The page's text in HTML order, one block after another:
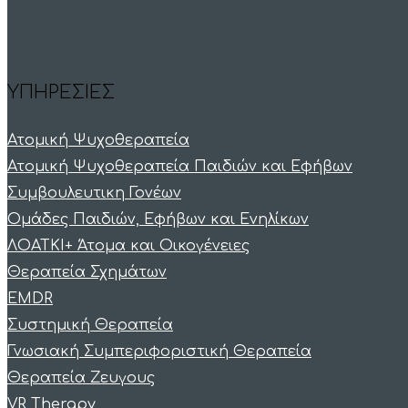
ΥΠΗΡΕΣΙΕΣ
Ατομική Ψυχοθεραπεία
Ατομική Ψυχοθεραπεία Παιδιών και Εφήβων
Συμβουλευτικη Γονέων
Ομάδες Παιδιών, Εφήβων και Ενηλίκων
ΛΟΑΤΚΙ+ Άτομα και Οικογένειες
Θεραπεία Σχημάτων
EMDR
Συστημική Θεραπεία
Γνωσιακή Συμπεριφοριστική Θεραπεία
Θεραπεία Ζευγους
VR Therapy